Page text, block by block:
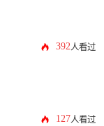
392人看过
127人看过